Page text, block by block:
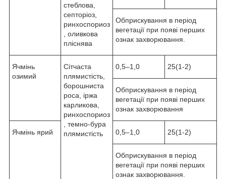
стеблова,
септоріоз,
ринхоспориоз
, оливкова
пліснява
Обприскування в період
вегетації при появі перших
ознак захворювання.
Ячмінь
озимий
Сітчаста
плямистість,
борошниста
роса, іржа
карликова,
ринхоспориоз
, темно-бура
плямистість
0,5–1,0 25(1-2)
Обприскування в період
вегетації при появі перших
ознак захворювання
Ячмінь ярий 0,5–1,0 25(1-2)
Обприскування в період
вегетації при появі перших
ознак захворювання.